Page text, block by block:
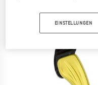
EINSTELLUNGEN